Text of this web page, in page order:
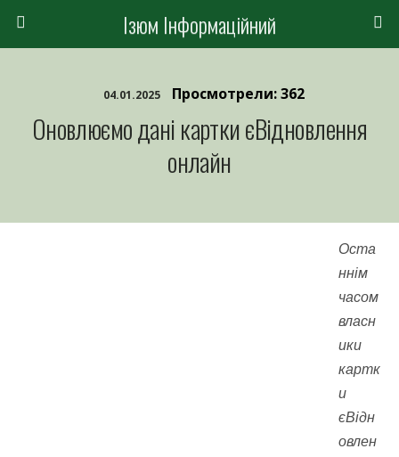
Ізюм Інформаційний
04.01.2025 Просмотрели: 362
Оновлюємо дані картки єВідновлення
онлайн
Оста
ннім
часом
власн
ики
картк
и
єВідн
овлен